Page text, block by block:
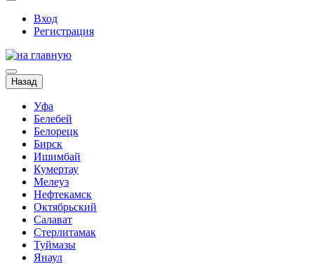
Вход
Регистрация
Назад
Уфа
Белебей
Белорецк
Бирск
Ишимбай
Кумертау
Мелеуз
Нефтекамск
Октябрьский
Салават
Стерлитамак
Туймазы
Янаул